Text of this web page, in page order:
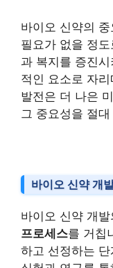
바이오 신약의
필요가 없을 정
과 복지를 증진
적인 요소로 자
발전은 더 나은
그 중요성을 절
바이오 신약 개
바이오 신약 개
프로세스를 거칩
하고 선정하는